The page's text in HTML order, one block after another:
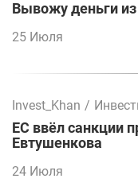
Вывожу деньги
25 Июля
Invest_Khan /
ЕС ввёл санкции
Евтушенкова
24 Июля